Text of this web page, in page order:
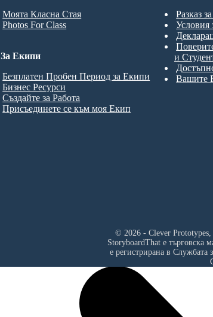
Моята Класна Стая
Photos For Class
За Екипи
Безплатен Пробен Период за Екипи
Бизнес Ресурси
Създайте за Работа
Присъединете се към моя Екип
Разказ
Условия
и
Вашите
© 2026 - Clever Prototypes,
StoryboardThat е търговска
е регистрирана в Службата